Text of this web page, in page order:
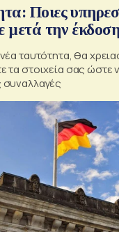
Ποιες
μετά την έκδοση
ταυτότητα, θα
τα στοιχεία σας ώστε